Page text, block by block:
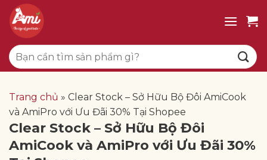
qua
dung
Tìm
kiếm:
Trang chủ » Clear Stock – Sở Hữu Bộ Đôi AmiCook
và AmiPro với Ưu Đãi 30% Tại Shopee
Clear Stock – Sở Hữu Bộ Đôi
AmiCook và AmiPro với Ưu Đãi 30%